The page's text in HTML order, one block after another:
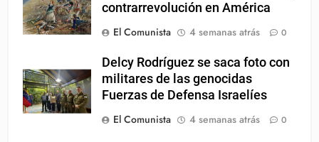
contrarrevolución en América
El Comunista
4 semanas atrás 0
Delcy Rodríguez se saca foto con
militares de las genocidas
Fuerzas de Defensa Israelíes
El Comunista
4 semanas atrás 0